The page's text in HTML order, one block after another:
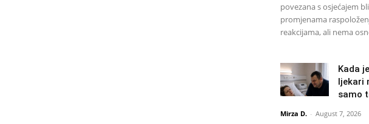
povezana s osjećajem
promjenama
reakcijama, ali nema
Kada
ljekari
samo
Mirza D. - August 7, 2026